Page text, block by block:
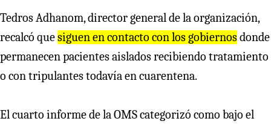
Tedros Adhanom, director general de la organización,
recalcó quesiguen en contacto con los gobiernosdonde
permanecen pacientes aislados recibiendo tratamiento
o con tripulantes todavía en cuarentena.
El cuarto informe de la OMS categorizó como bajo el